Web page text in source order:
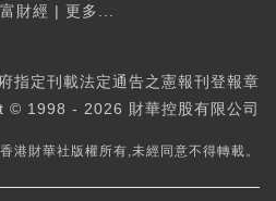
財經 | 更多...
指定刊載法定通告之憲報刊登報章
© 1998 - 2026 財華控股有限公司
香港財華社版權所有,未經同意不得轉載。